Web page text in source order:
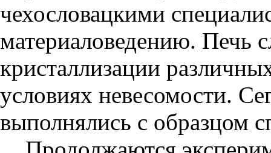
чехословацкими
материаловедению. Печь
кристаллизации
условиях невесомости.
выполнялись с образцом